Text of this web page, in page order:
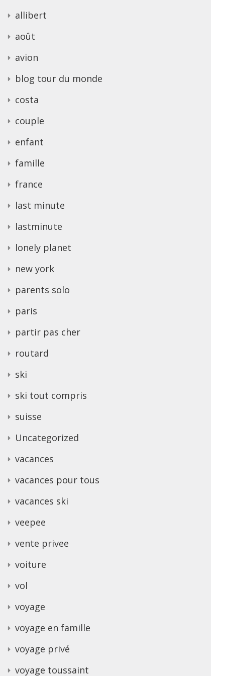
allibert
août
avion
blog tour du monde
costa
couple
enfant
famille
france
last minute
lastminute
lonely planet
new york
parents solo
paris
partir pas cher
routard
ski
ski tout compris
suisse
Uncategorized
vacances
vacances pour tous
vacances ski
veepee
vente privee
voiture
vol
voyage
voyage en famille
voyage privé
voyage toussaint